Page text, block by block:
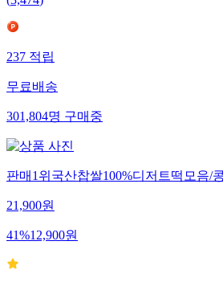
237적립
무료배송
301,804명구매중
판매1위국산찹쌀100%디저트떡모음/
21,900원
41%12,900원